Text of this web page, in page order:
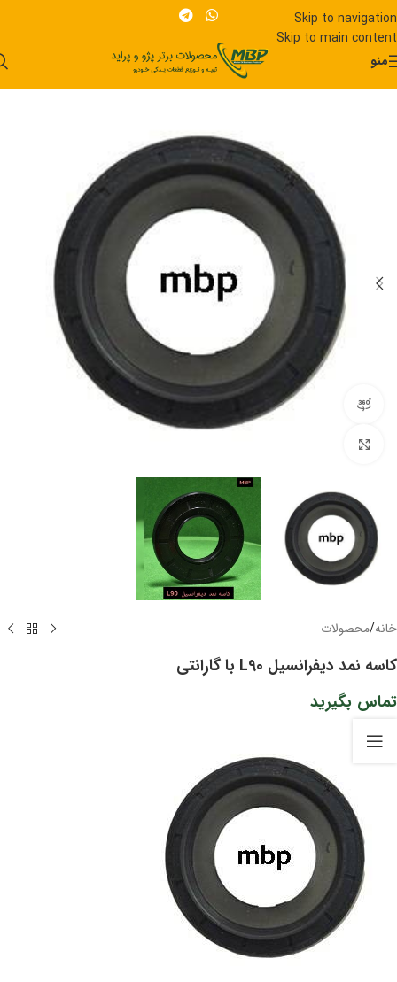
Skip to navigation
Skip to main content
منو
خانه/محصولات
کاسه نمد دیفرانسیل L90 با گارانتی
تماس بگیرید